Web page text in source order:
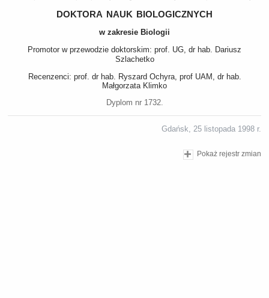
doktora nauk biologicznych
w zakresie Biologii
Promotor w przewodzie doktorskim: prof. UG, dr hab. Dariusz
Szlachetko
Recenzenci: prof. dr hab. Ryszard Ochyra, prof UAM, dr hab.
Małgorzata Klimko
Dyplom nr 1732.
Gdańsk, 25 listopada 1998 r.
Pokaż rejestr zmian